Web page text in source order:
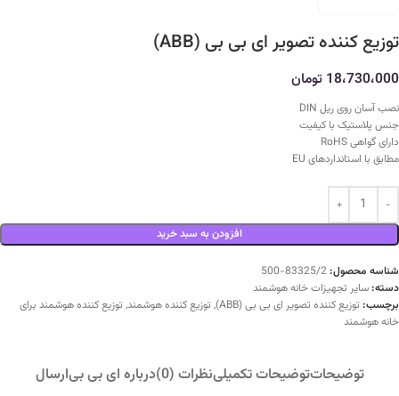
توزیع کننده تصویر ای بی بی (ABB)
18،730،000 تومان
نصب آسان روی ریل DIN
جنس پلاستیک با کیفیت
دارای گواهی RoHS
مطابق با استانداردهای EU
افزودن به سبد خرید
شناسه محصول:83325/2-500
دسته:سایر تجهیزات خانه هوشمند
برچسب: توزیع کننده تصویر ای بی بی (ABB) , توزیع کننده هوشمند, توزیع کننده هوشمند برای
خانه هوشمند
توضیحاتتوضیحات تکمیلینظرات (0) درباره ای بی بیارسال